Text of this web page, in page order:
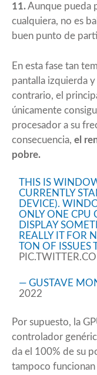
11.Aunque pueda
cualquiera, no es
buen punto de
En esta fase tan
pantalla izquierda
contrario, el
únicamente
procesador a su
consecuencia, el
pobre.
THIS IS
CURRENTLY
DEVICE).
ONLY ONE CPU
DISPLAY
REALLY IT FOR
TON OF ISSUES
— GUSTAVE
2022
Por supuesto, la
controlador
da el 100% de su
tampoco funcionan